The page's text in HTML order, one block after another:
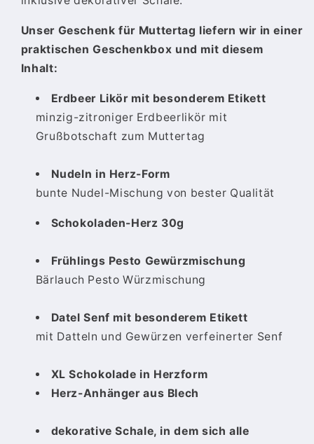
Unser Geschenk für Muttertag liefern wir in einer
praktischen Geschenkbox und mit diesem
Inhalt:
Erdbeer Likör mit besonderem Etikett
minzig-zitroniger Erdbeerlikör mit
Grußbotschaft zum Muttertag
Nudeln in Herz-Form
bunte Nudel-Mischung von bester Qualität
Schokoladen-Herz 30g
Frühlings Pesto Gewürzmischung
Bärlauch Pesto Würzmischung
Datel Senf mit besonderem Etikett
mit Datteln und Gewürzen verfeinerter Senf
XL Schokolade in Herzform
Herz-Anhänger aus Blech
dekorative Schale, in dem sich alle